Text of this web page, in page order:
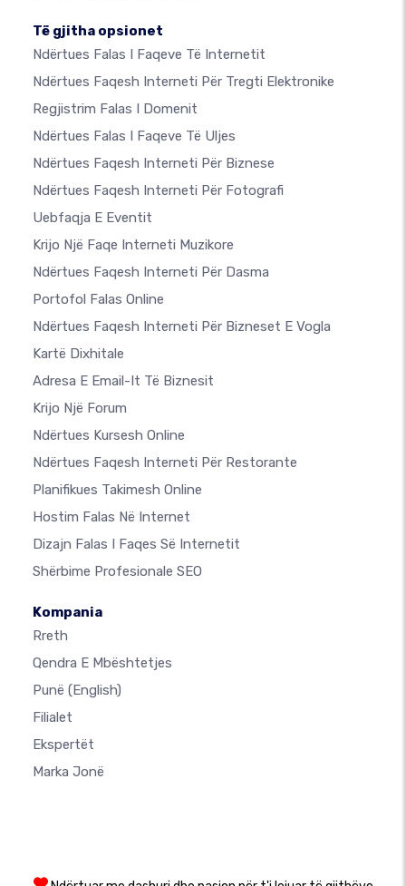
Të gjitha opsionet
Ndërtues Falas I Faqeve Të Internetit
Ndërtues Faqesh Interneti Për Tregti Elektronike
Regjistrim Falas I Domenit
Ndërtues Falas I Faqeve Të Uljes
Ndërtues Faqesh Interneti Për Biznese
Ndërtues Faqesh Interneti Për Fotografi
Uebfaqja E Eventit
Krijo Një Faqe Interneti Muzikore
Ndërtues Faqesh Interneti Për Dasma
Portofol Falas Online
Ndërtues Faqesh Interneti Për Bizneset E Vogla
Kartë Dixhitale
Adresa E Email-It Të Biznesit
Krijo Një Forum
Ndërtues Kursesh Online
Ndërtues Faqesh Interneti Për Restorante
Planifikues Takimesh Online
Hostim Falas Në Internet
Dizajn Falas I Faqes Së Internetit
Shërbime Profesionale SEO
Kompania
Rreth
Qendra E Mbështetjes
Punë (English)
Filialet
Ekspertët
Marka Jonë